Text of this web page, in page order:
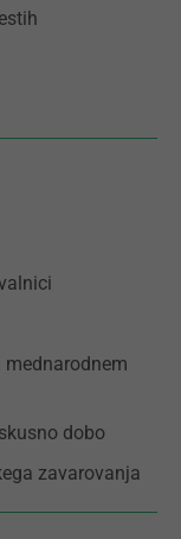
dobo
zavarovanja